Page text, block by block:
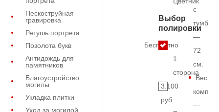
Пескоструйная
гравировка
Ретушь портрета
Позолота букв
Антидождь для
памятников
Благоустройство
могилы
Укладка плитки
Уход за могилой
Выбор
полировки
Бесплатно
1
сторона
3.100
руб.
с
тумбой
—
72
см.
Вес
—